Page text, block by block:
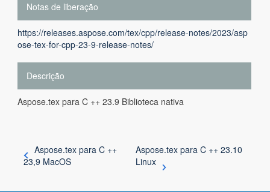
Notas de liberação
https://releases.aspose.com/tex/cpp/release-notes/2023/asp
ose-tex-for-cpp-23-9-release-notes/
Descrição
Aspose.tex para C ++ 23.9 Biblioteca nativa
Aspose.tex para C ++
23,9 MacOS
Aspose.tex para C ++ 23.10
Linux